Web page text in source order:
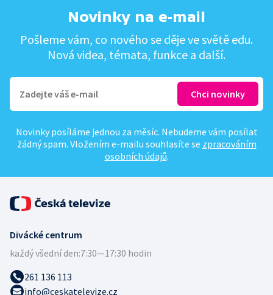
Novinky na e-mail
Pošleme vám, co nového se děje ve světě edu.
Nová videa, témata, funkce a další.
Novinky posíláme jednou za měsíc. Nebudeme vám posílat
žádný spam. Vložením e-mailu souhlasíte se zpracováním
osobních údajů.